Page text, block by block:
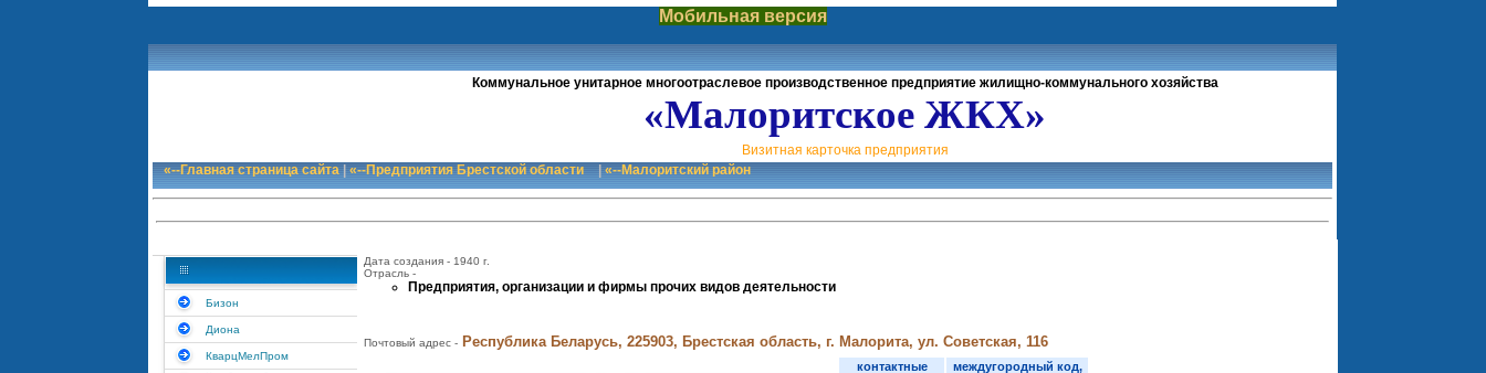
Мобильная версия
Коммунальное унитарное многоотраслевое производственное предприятие жилищно-коммунального хозяйства
«Малоритское ЖКХ»
Визитная карточка предприятия
«--Главная страница сайта|«--Предприятия Брестской области |«--Малоритский район
Бизон
Диона
КварцМелПром
Дата создания - 1940 г.
Отрасль -
Предприятия, организации и фирмы прочих видов деятельности
Почтовый адрес - Республика Беларусь, 225903, Брестская область, г. Малорита, ул. Советская, 116
контактные
междугородный код,